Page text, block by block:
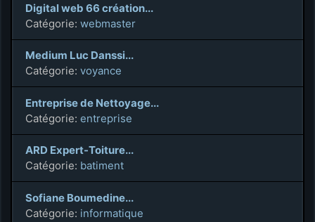
Digital web 66 création...
Catégorie: webmaster
Medium Luc Danssi...
Catégorie: voyance
Entreprise de Nettoyage...
Catégorie: entreprise
ARD Expert-Toiture...
Catégorie: batiment
Sofiane Boumedine...
Catégorie: informatique